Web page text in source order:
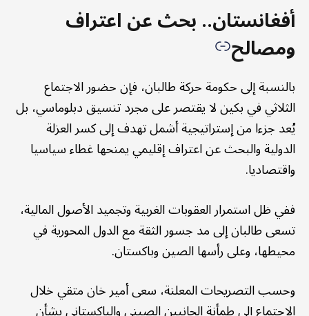
أفغانستان.. بحث عن اعتراف
ومصالح
بالنسبة إلى حكومة حركة طالبان، فإن حضور الاجتماع
الثلاثي في بكين لا يقتصر على مجرد تنسيق دبلوماسي، بل
يُعد جزءا من إستراتيجية أشمل تهدف إلى كسر العزلة
الدولية والبحث عن اعتراف إقليمي يمنحها غطاء سياسيا
واقتصاديا.
ففي ظل استمرار العقوبات الغربية وتجميد الأصول المالية،
تسعى طالبان إلى مد جسور الثقة مع الدول المحورية في
محيطها، وعلى رأسها الصين وباكستان.
وحسب التصريحات المعلنة، سعى أمير خان متقي خلال